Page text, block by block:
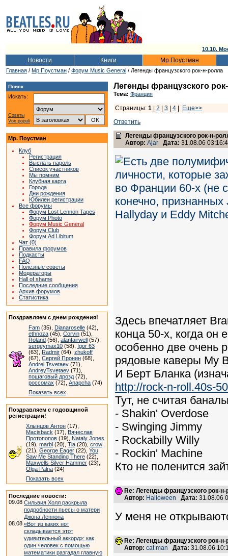
10.10.
Новости Книги Мр.Поустман
Главная / Мр.Поустман / Форум Music General / Легенды французского рок-н-ролла
Поиск
Искать:
Советы
Vox populi
Мр. Поустман
Клуб
Регистрация
Выслать пароль
Список участников
Мы помним
Клубная карта
Города
Дни рождения
Юбилеи регистрации
Все форумы
Форум Lost Lennon Tapes
Форум Photo
Форум Music General
Форум Club
Форум Ad Libitum
Чат (0)
Правила форумов
Подкасты
FAQ
Полезные советы
Модераторы
Hall of shame
Последние сообщения
Архив форумов
Статистика
Поздравляем с днем рождения!
Fam (35), Dianaroselle (42),
ethnoza (45), Corvin (51),
Roland (56), alanfairwell (57),
sergeymax10 (58), Igor 63
(63), Radmir (64), zhukoff
(67), Сергей Пронин (68),
Andrei Tsvetaev (71),
AndreyTsvetaev (71),
пошаговый дрозд (72),
россомах (72), Anapcha (74)
Показать всех
Поздравляем с годовщиной
регистрации!
Хлынцов Антон (17),
Macisback (17), Вячеслав
Протопопов (19), Nataly Jones
(19), marbl (20), Tia (20), crow
(21), George Eager (22), You
Saw Me Standing There (22),
Maxwells Silver Hammer (23),
Olga Palna (24)
Показать всех
Последние новости:
09.08 Сильвия Холл раскрыла
подробности пьесы о матери
Джона Леннона
08.08 «Вот из каких нот
складывается этот
удивительный аккорд»: как
один человек с помощью
математики разгадал главную
Легенды французского
Тема: Франция
Страницы: 1 2 3 4
Еще>>
Ответить
Легенды французского рок-н-
Автор: Ajar Дата: 31.08.06
Здесь впечатляет
конца 50-х, когда он
особенно две очень
рядовые каверы My
И Берт Бланка
http://rock-n-roll.40s-
Тут, не считая
- Shakin' Overdose
- Swinging Jimmy
- Rockabilly Willy
- Rockin' Machine
Кто не поленится
Re: Легенды французского рок-
Автор: Halloween Дата: 31.08.06
У меня не
Re: Легенды французского рок-
Автор: cat man Дата: 31.08.06